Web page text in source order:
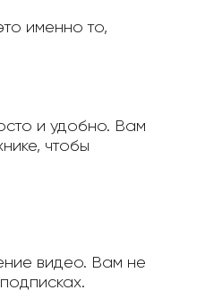
именно то,
и удобно. Вам
чтобы
видео. Вам не